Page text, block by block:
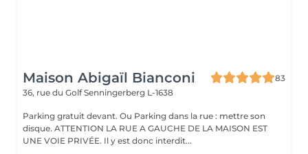
Maison Abigaïl Bianconi
83
36, rue du GolfSenningerberg L-1638
Parking gratuit devant. Ou Parking dans la rue : mettre son
disque. ATTENTION LA RUE A GAUCHE DE LA MAISON EST
UNE VOIE PRIVÉE. Il y est donc interdit...